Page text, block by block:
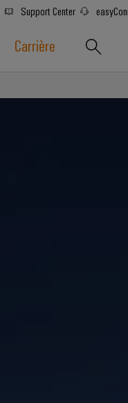
Support Center
Carrière